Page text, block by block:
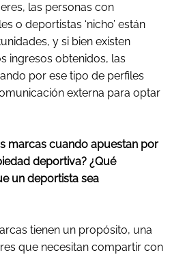
las personas con
o deportistas ‘nicho’ están
y si bien existen
ingresos obtenidos, las
por ese tipo de perfiles
externa para optar
marcas cuando apuestan por
deportiva? ¿Qué
un deportista sea
tienen un propósito, una
que necesitan compartir con